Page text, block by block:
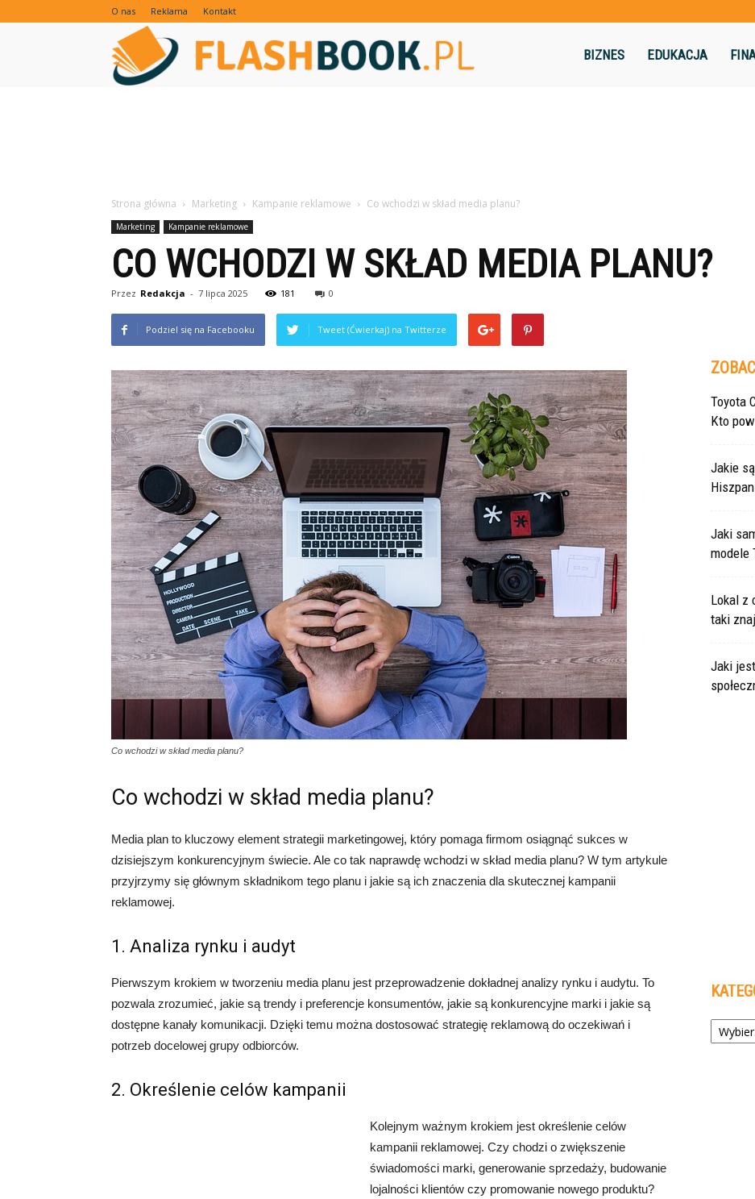
O nas Reklama Kontakt
BIZNES EDUKACJA
Strona główna Marketing Kampanie reklamowe Co wchodzi w skład media planu?
Marketing Kampanie reklamowe
CO WCHODZI W SKŁAD MEDIA PLANU?
Przez Redakcja - 7 lipca 2025 181 0
Podziel się na Facebooku Tweet (Ćwierkaj) na Twitterze
Co wchodzi w skład media planu?
Co wchodzi w skład media planu?
Media plan to kluczowy element strategii marketingowej, który pomaga firmom osiągnąć sukces w
dzisiejszym konkurencyjnym świecie. Ale co tak naprawdę wchodzi w skład media planu? W tym artykule
przyjrzymy się głównym składnikom tego planu i jakie są ich znaczenia dla skutecznej kampanii
reklamowej.
1. Analiza rynku i audyt
Pierwszym krokiem w tworzeniu media planu jest przeprowadzenie dokładnej analizy rynku i audytu. To
pozwala zrozumieć, jakie są trendy i preferencje konsumentów, jakie są konkurencyjne marki i jakie są
dostępne kanały komunikacji. Dzięki temu można dostosować strategię reklamową do oczekiwań i
potrzeb docelowej grupy odbiorców.
2. Określenie celów kampanii
Kolejnym ważnym krokiem jest określenie celów
kampanii reklamowej. Czy chodzi o zwiększenie
świadomości marki, generowanie sprzedaży, budowanie
lojalności klientów czy promowanie nowego produktu?
Toyota
Kto
Jakie
Jaki
modele
Lokal z
taki
Jaki